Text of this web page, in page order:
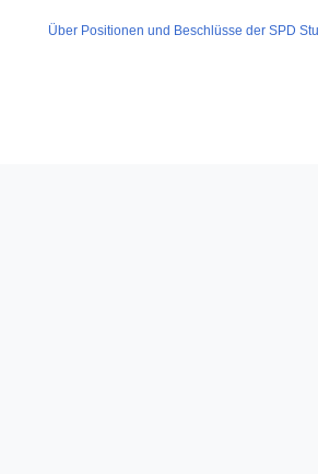
Über Positionen und Beschlüsse der SPD